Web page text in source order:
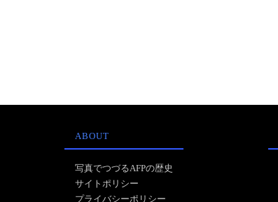
ABOUT
写真でつづるAFPの歴史
サイトポリシー
プライバシーポリシー